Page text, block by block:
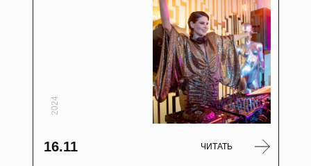
2024
16.11 ЧИТАТЬ